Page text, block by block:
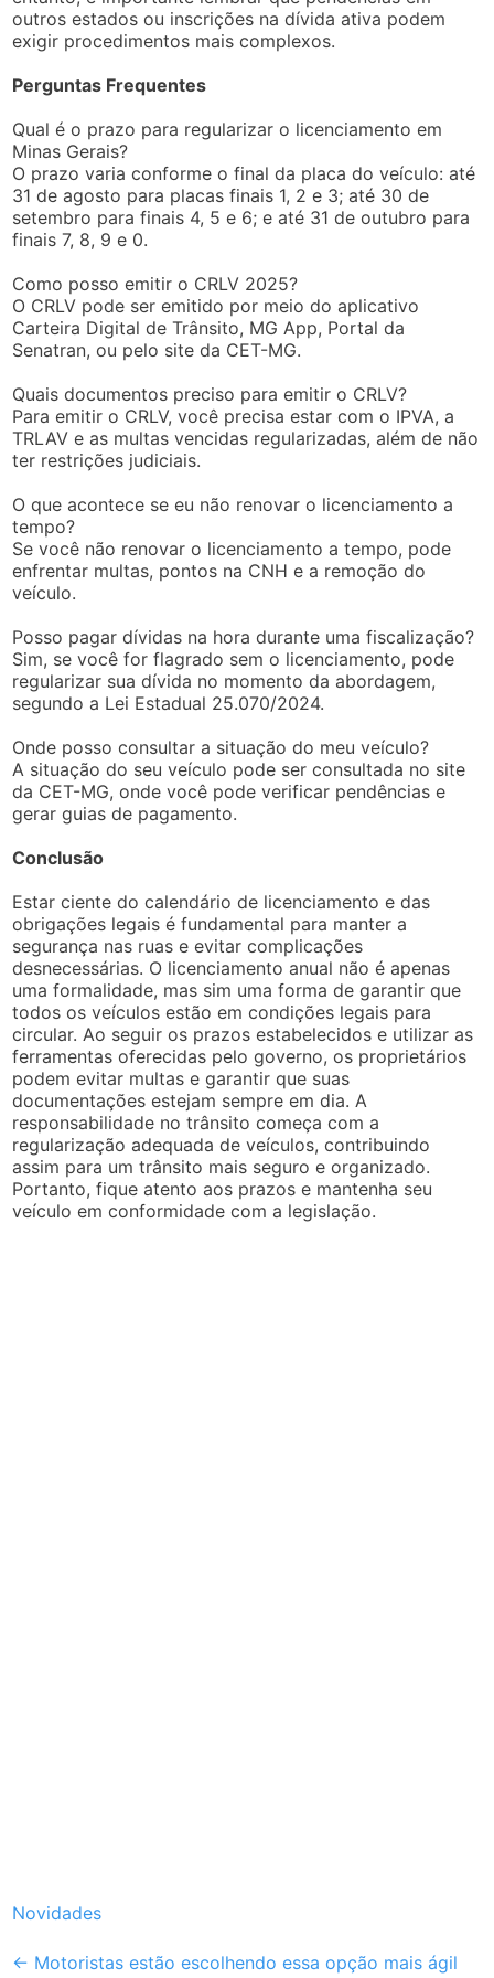
outros estados ou inscrições na dívida ativa podem
exigir procedimentos mais complexos.
Perguntas Frequentes
Qual é o prazo para regularizar o licenciamento em
Minas Gerais?
O prazo varia conforme o final da placa do veículo: até
31 de agosto para placas finais 1, 2 e 3; até 30 de
setembro para finais 4, 5 e 6; e até 31 de outubro para
finais 7, 8, 9 e 0.
Como posso emitir o CRLV 2025?
O CRLV pode ser emitido por meio do aplicativo
Carteira Digital de Trânsito, MG App, Portal da
Senatran, ou pelo site da CET-MG.
Quais documentos preciso para emitir o CRLV?
Para emitir o CRLV, você precisa estar com o IPVA, a
TRLAV e as multas vencidas regularizadas, além de não
ter restrições judiciais.
O que acontece se eu não renovar o licenciamento a
tempo?
Se você não renovar o licenciamento a tempo, pode
enfrentar multas, pontos na CNH e a remoção do
veículo.
Posso pagar dívidas na hora durante uma fiscalização?
Sim, se você for flagrado sem o licenciamento, pode
regularizar sua dívida no momento da abordagem,
segundo a Lei Estadual 25.070/2024.
Onde posso consultar a situação do meu veículo?
A situação do seu veículo pode ser consultada no site
da CET-MG, onde você pode verificar pendências e
gerar guias de pagamento.
Conclusão
Estar ciente do calendário de licenciamento e das
obrigações legais é fundamental para manter a
segurança nas ruas e evitar complicações
desnecessárias. O licenciamento anual não é apenas
uma formalidade, mas sim uma forma de garantir que
todos os veículos estão em condições legais para
circular. Ao seguir os prazos estabelecidos e utilizar as
ferramentas oferecidas pelo governo, os proprietários
podem evitar multas e garantir que suas
documentações estejam sempre em dia. A
responsabilidade no trânsito começa com a
regularização adequada de veículos, contribuindo
assim para um trânsito mais seguro e organizado.
Portanto, fique atento aos prazos e mantenha seu
veículo em conformidade com a legislação.
Novidades
Post
← Motoristas estão escolhendo essa opção mais ágil